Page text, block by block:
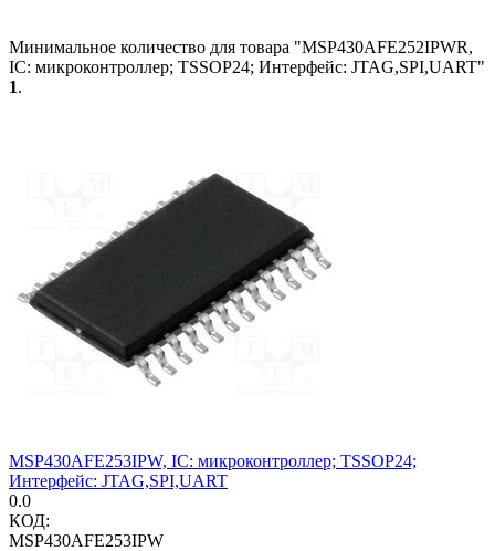
Минимальное количество для товара "MSP430AFE252IPWR,
IC: микроконтроллер; TSSOP24; Интерфейс: JTAG,SPI,UART"
1.
MSP430AFE253IPW, IC: микроконтроллер; TSSOP24;
Интерфейс: JTAG,SPI,UART
0.0
КОД:
MSP430AFE253IPW